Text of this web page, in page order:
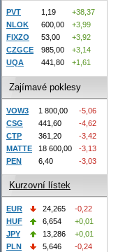
PVT 1,19
+38,37
NLOK
600,00
+3,99
FIXZO
53,00
+3,92
CZGCE
985,00
+3,14
UQA
441,80 +1,61
Zajímavé poklesy
VOW3 1 800,00
-5,06
CSG
441,60
-4,62
CTP
361,20
-3,42
MATTE
18 600,00
-3,13
PEN
6,40 -3,03
Kurzovní lístek
EUR 24,265
-0,22
HUF
6,654
+0,01
JPY
13,286
+0,01
PLN
5,646
-0,24